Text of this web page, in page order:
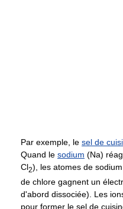
Par exemple, le sel de
Quand le sodium (Na)
Cl2), les atomes de
de chlore gagnent un
d'abord dissociée). Les
pour former le sel de